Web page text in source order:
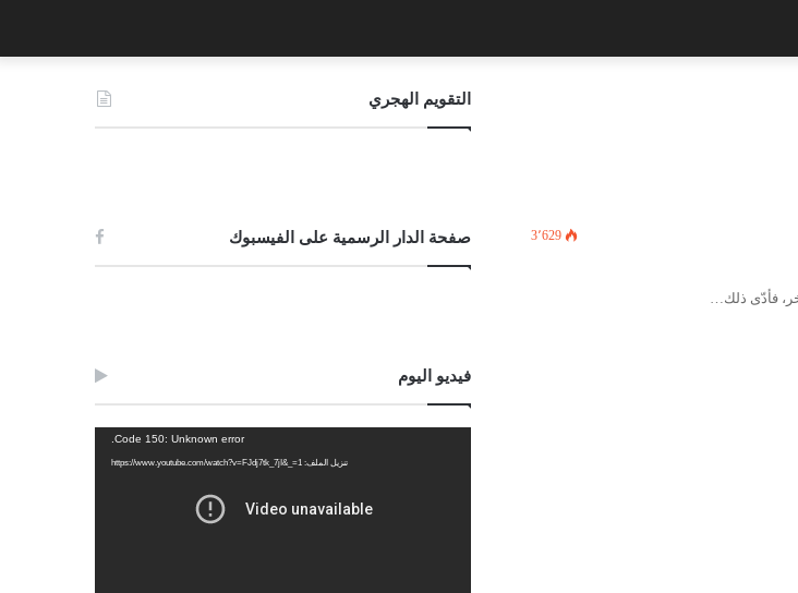
3٬629
التقويم الهجري
صفحة الدار الرسمية على الفيسبوك
فيديو اليوم
Code 150: Unknown error.
تنزيل الملف: https://www.youtube.com/watch?v=FJdj7tk_7jI&_=1